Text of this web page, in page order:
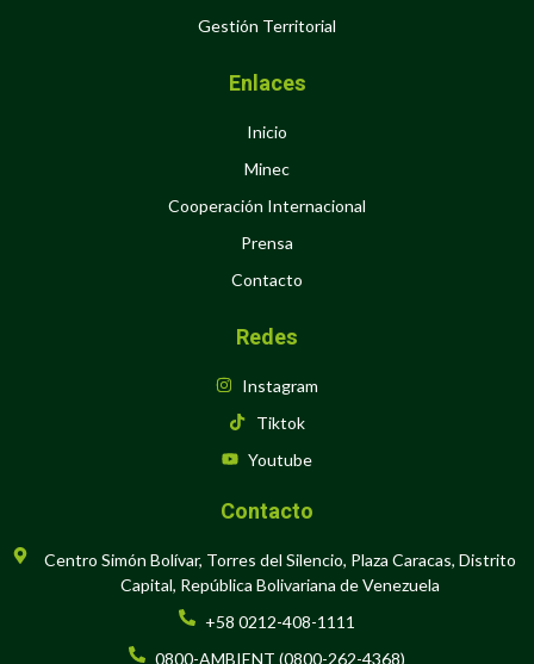
Gestión Territorial
Enlaces
Inicio
Minec
Cooperación Internacional
Prensa
Contacto
Redes
Instagram
Tiktok
Youtube
Contacto
Centro Simón Bolívar, Torres del Silencio, Plaza Caracas, Distrito
Capital, República Bolivariana de Venezuela
+58 0212-408-1111
0800-AMBIENT (0800-262-4368)